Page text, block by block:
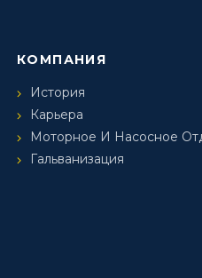
КОМПАНИЯ
История
Карьера
Моторное И Насосное
Гальванизация